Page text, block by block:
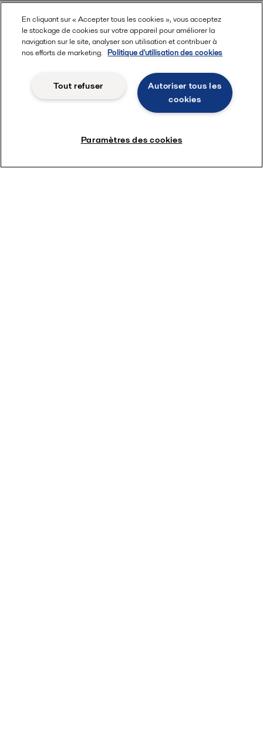
garantissez la disponibilité continue de vos process
hygiéniques. Avec Alfa Laval comme partenaire de
service, vous avez accès à notre réseau de service
et à une assistance locale dès que nécessaire. Faites
confiance à notre large gamme de services pour
optimiser vos process, à tout moment.
En cliquant sur « Accepter tous les cookies », vous acceptez
le stockage de cookies sur votre appareil pour améliorer la
navigation sur le site, analyser son utilisation et contribuer à
nos efforts de marketing. Politique d'utilisation des cookies
Autoriser tous les
cookies
Tout refuser
Paramètres des cookies